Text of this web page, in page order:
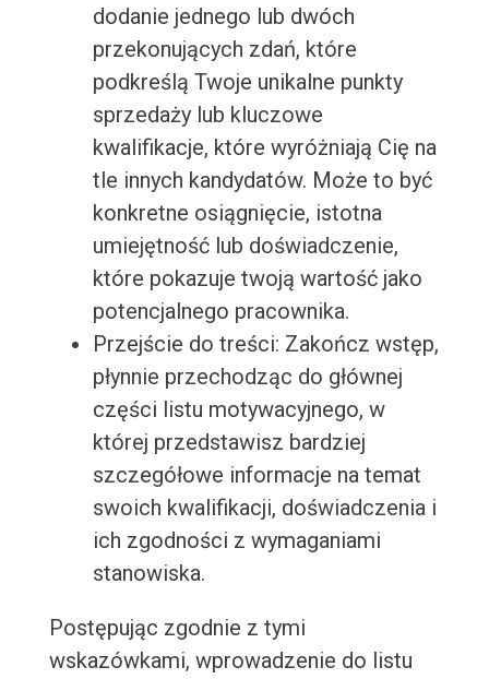
dodanie jednego lub dwóch
przekonujących zdań, które
podkreślą Twoje unikalne punkty
sprzedaży lub kluczowe
kwalifikacje, które wyróżniają Cię na
tle innych kandydatów. Może to być
konkretne osiągnięcie, istotna
umiejętność lub doświadczenie,
które pokazuje twoją wartość jako
potencjalnego pracownika.
Przejście do treści: Zakończ wstęp,
płynnie przechodząc do głównej
części listu motywacyjnego, w
której przedstawisz bardziej
szczegółowe informacje na temat
swoich kwalifikacji, doświadczenia i
ich zgodności z wymaganiami
stanowiska.
Postępując zgodnie z tymi
wskazówkami, wprowadzenie do listu